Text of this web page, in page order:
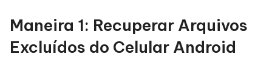
Maneira 1: Recuperar Arquivos
Excluídos do Celular Android